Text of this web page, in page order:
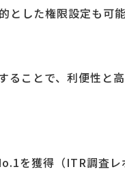
とした権限設定も
ことで、利便性と
を獲得（ITR調査レ